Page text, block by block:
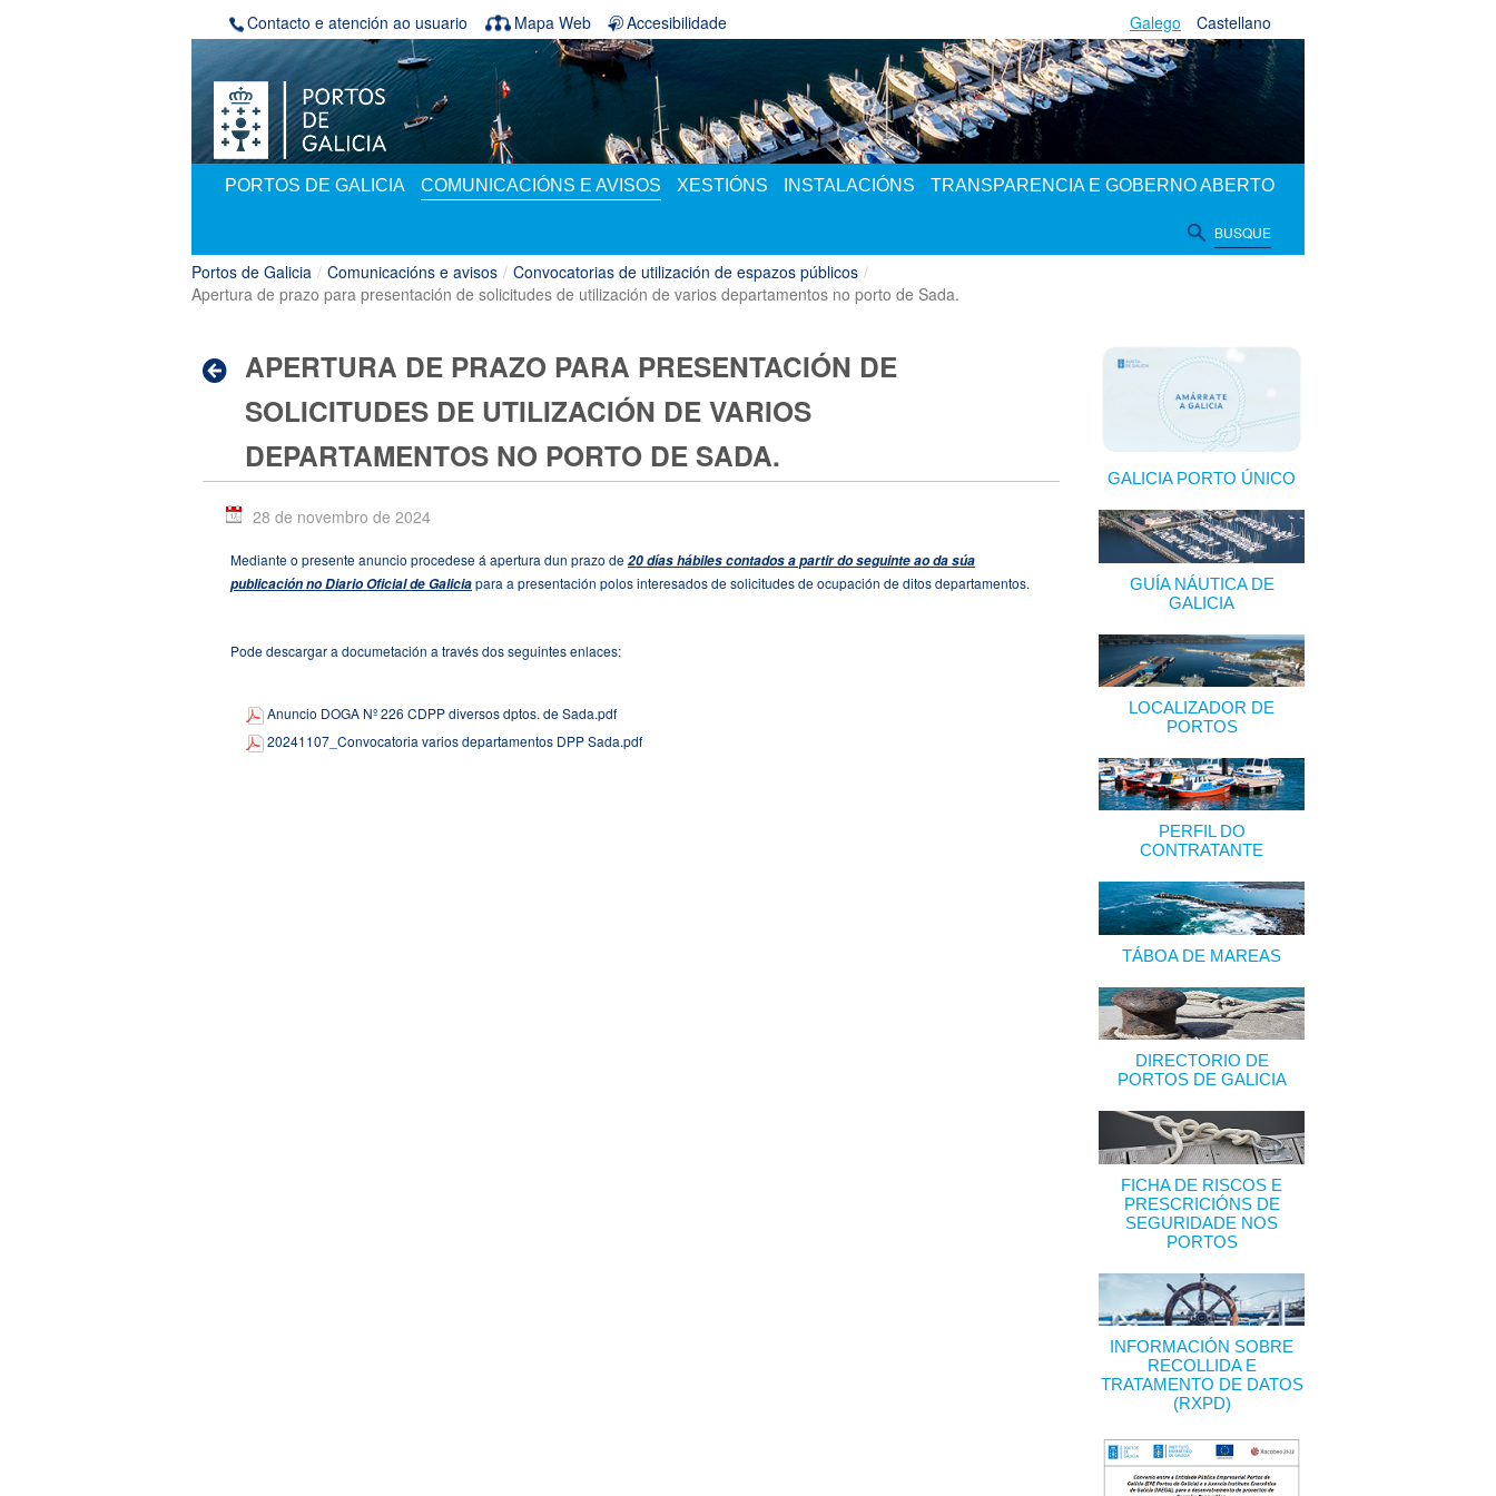
Contacto e atención ao usuario Mapa Web Accesibilidade Galego Castellano
PORTOS DE GALICIA COMUNICACIÓNS E AVISOS XESTIÓNS INSTALACIÓNS TRANSPARENCIA E GOBERNO ABERTO
BUSQUE
Portos de Galicia / Comunicacións e avisos / Convocatorias de utilización de espazos públicos /
Apertura de prazo para presentación de solicitudes de utilización de varios departamentos no porto de Sada.
GALICIA PORTO ÚNICO
GUÍA NÁUTICA DE
GALICIA
LOCALIZADOR DE
PORTOS
PERFIL DO
CONTRATANTE
TÁBOA DE MAREAS
DIRECTORIO DE
PORTOS DE GALICIA
FICHA DE RISCOS E
PRESCRICIÓNS DE
SEGURIDADE NOS
PORTOS
INFORMACIÓN SOBRE
RECOLLIDA E
TRATAMENTO DE DATOS
(RXPD)
APERTURA DE PRAZO PARA PRESENTACIÓN DE
SOLICITUDES DE UTILIZACIÓN DE VARIOS
DEPARTAMENTOS NO PORTO DE SADA.
28 de novembro de 2024
Mediante o presente anuncio procedese á apertura dun prazo de20 días hábiles contados a partir do seguinte ao da súa
publicación no Diario Oficial de Galiciapara a presentación polos interesados de solicitudes de ocupación de ditos departamentos.
Pode descargar a documetación a través dos seguintes enlaces:
Anuncio DOGA Nº 226 CDPP diversos dptos. de Sada.pdf
20241107_Convocatoria varios departamentos DPP Sada.pdf